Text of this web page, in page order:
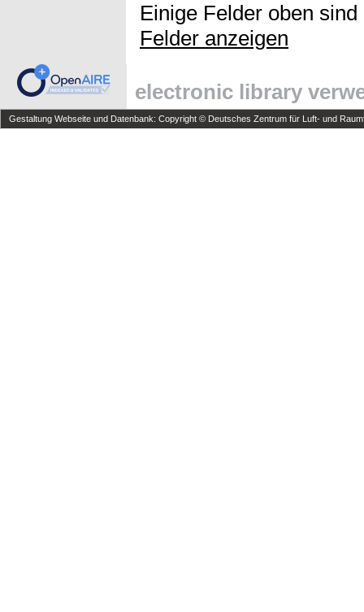
Einige Felder oben
Felder anzeigen
electronic library
Gestaltung Webseite und Datenbank: Copyright © Deutsches Zentrum für Luft- und